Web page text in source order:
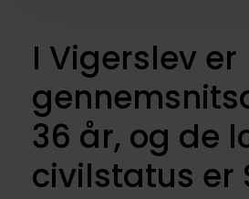
I Vigerslev er
36 år, og de
civilstatus er